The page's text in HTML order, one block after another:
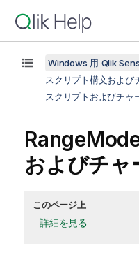
Windows 用 Qlik
スクリプト構文および
スクリプトおよびチャ
およびチャ
このページ上
詳細を見る